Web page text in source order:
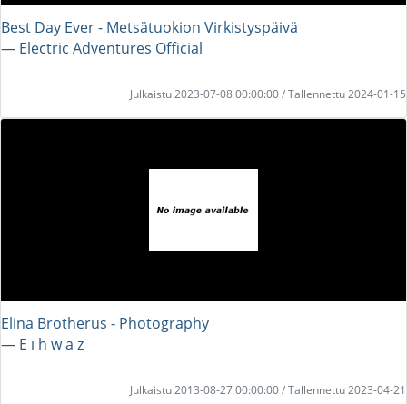
Best Day Ever - Metsätuokion Virkistyspäivä
― Electric Adventures Official
Julkaistu 2023-07-08 00:00:00 / Tallennettu 2024-01-15
Elina Brotherus - Photography
― E ī h w a z
Julkaistu 2013-08-27 00:00:00 / Tallennettu 2023-04-21